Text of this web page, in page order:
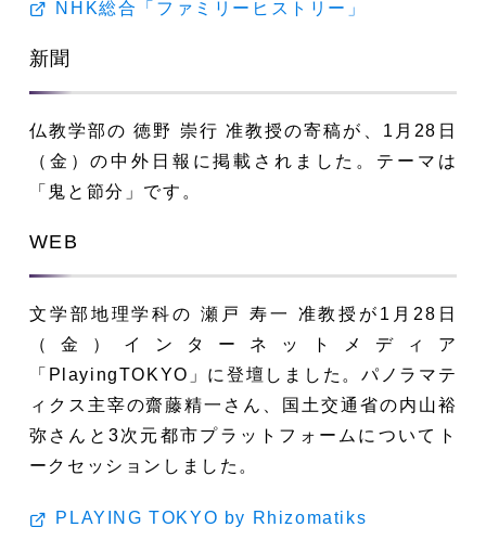
NHK総合「ファミリーヒストリー」
新聞
仏教学部の 徳野 崇行 准教授の寄稿が、1月28日
（金）の中外日報に掲載されました。テーマは
「鬼と節分」です。
WEB
文学部地理学科の 瀬戸 寿一 准教授が1月28日
（金）インターネットメディア
「PlayingTOKYO」に登壇しました。パノラマテ
ィクス主宰の齋藤精一さん、国土交通省の内山裕
弥さんと3次元都市プラットフォームについてト
ークセッションしました。
PLAYING TOKYO by Rhizomatiks